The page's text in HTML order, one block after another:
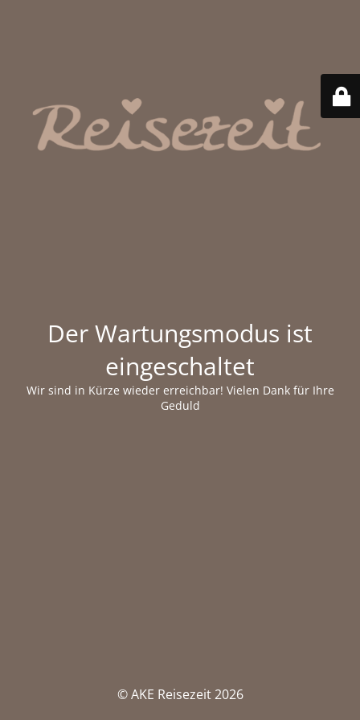
Der Wartungsmodus ist
eingeschaltet
Wir sind in Kürze wieder erreichbar! Vielen Dank für Ihre
Geduld
© AKE Reisezeit 2026